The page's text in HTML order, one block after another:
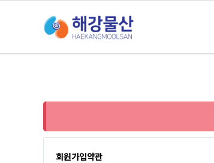
회원가입약관